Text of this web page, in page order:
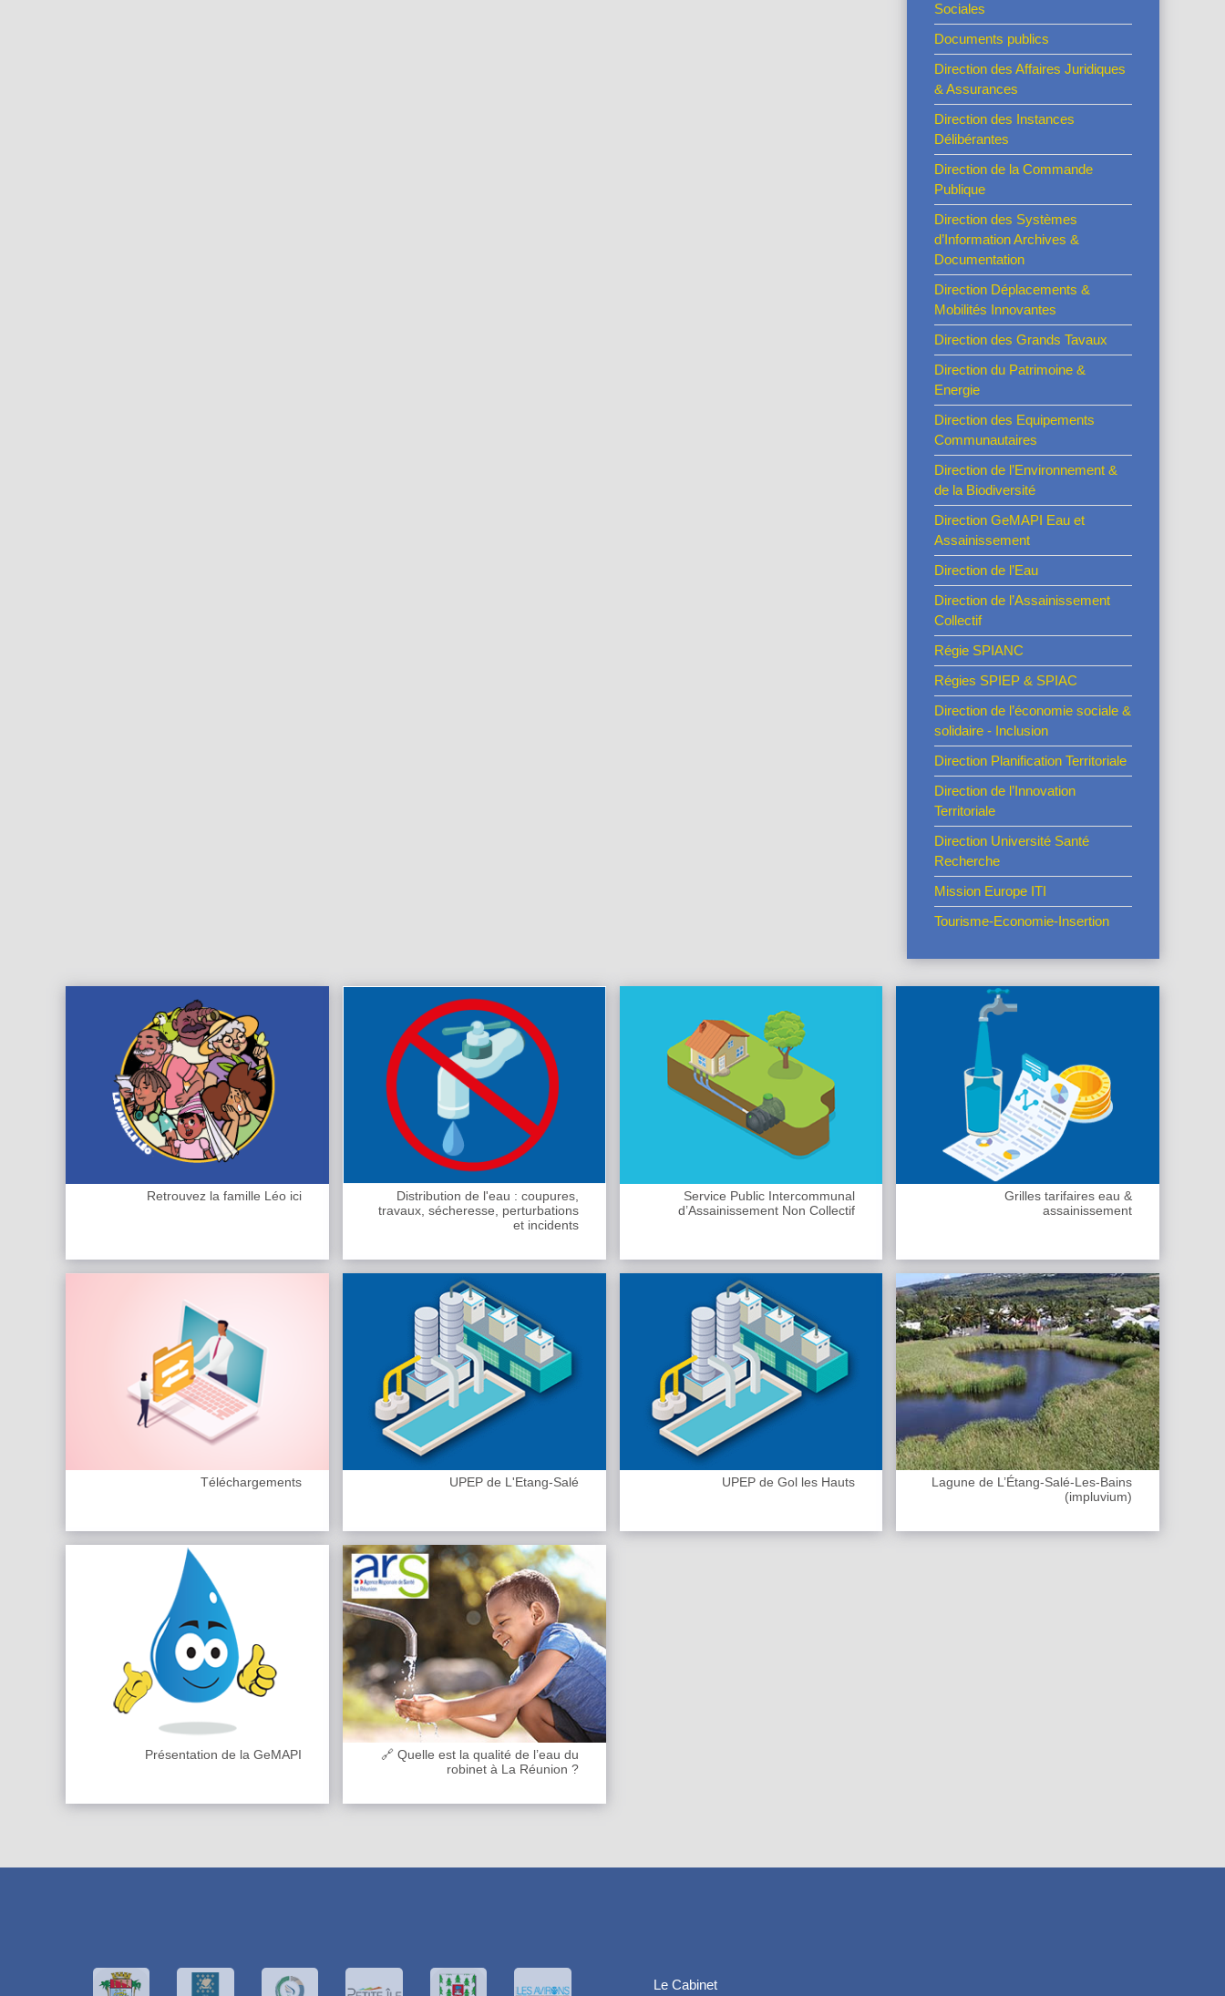
Sociales
Documents publics
Direction des Affaires Juridiques
& Assurances
Direction des Instances
Délibérantes
Direction de la Commande
Publique
Direction des Systèmes
d’Information Archives &
Documentation
Direction Déplacements &
Mobilités Innovantes
Direction des Grands Tavaux
Direction du Patrimoine &
Energie
Direction des Equipements
Communautaires
Direction de l’Environnement &
de la Biodiversité
Direction GeMAPI Eau et
Assainissement
Direction de l’Eau
Direction de l’Assainissement
Collectif
Régie SPIANC
Régies SPIEP & SPIAC
Direction de l’économie sociale &
solidaire - Inclusion
Direction Planification Territoriale
Direction de l’Innovation
Territoriale
Direction Université Santé
Recherche
Mission Europe ITI
Tourisme-Economie-Insertion
Retrouvez la famille Léo ici
Distribution de l'eau : coupures,
travaux, sécheresse, perturbations
et incidents
Service Public Intercommunal
d’Assainissement Non Collectif
Grilles tarifaires eau &
assainissement
Téléchargements UPEP de L'Etang-Salé UPEP de Gol les Hauts
Lagune de L’Étang-Salé-Les-Bains
(impluvium)
Présentation de la GeMAPI
🔗 Quelle est la qualité de l’eau du
robinet à La Réunion ?
Le Cabinet